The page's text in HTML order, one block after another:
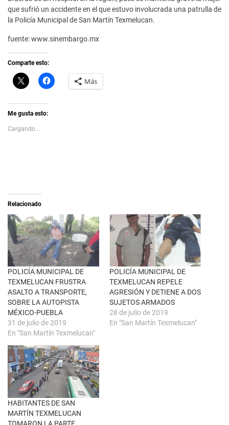
que sufrió un accidente en el que estuvo involucrada una patrulla de
la Policía Municipal de San Martín Texmelucan.
fuente: www.sinembargo.mx
Comparte esto:
C
l
k
t
s
h
e
b
e
e
n
u
n
a
v
e
n
t
a
n
a
n
u
e
v
a
)
H
a
n
F
a
c
e
b
o
o
k
(
S
e
a
b
r
e
e
n
u
n
a
v
e
n
n
a
n
u
e
Más
Me gusta esto:
Cargando...
Relacionado
POLICÍA MUNICIPAL DE
TEXMELUCAN FRUSTRA
ASALTO A TRANSPORTE,
SOBRE LA AUTOPISTA
MÉXICO-PUEBLA
31 de julio de 2019
En "San Martín Texmelucan"
POLICÍA MUNICIPAL DE
TEXMELUCAN REPELE
AGRESIÓN Y DETIENE A DOS
SUJETOS ARMADOS
28 de julio de 2019
En "San Martín Texmelucan"
HABITANTES DE SAN
MARTÍN TEXMELUCAN
TOMARON LA PARTE